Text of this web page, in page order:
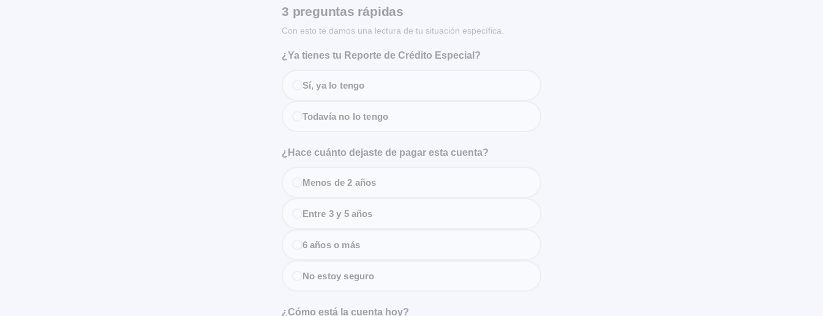
3 preguntas rápidas
Con esto te damos una lectura de tu situación específica.
¿Ya tienes tu Reporte de Crédito Especial?
Sí, ya lo tengo
Todavía no lo tengo
¿Hace cuánto dejaste de pagar esta cuenta?
Menos de 2 años
Entre 3 y 5 años
6 años o más
No estoy seguro
¿Cómo está la cuenta hoy?